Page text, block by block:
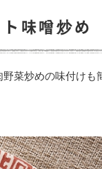
味噌炒め
菜炒めの味付けも